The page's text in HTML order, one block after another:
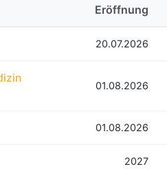
Eröffnung
20.07.2026
01.08.2026
01.08.2026
2027